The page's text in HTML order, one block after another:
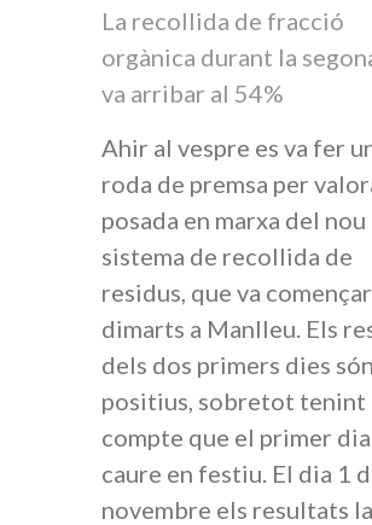
La recollida de fracció
orgànica durant la
va arribar al 54%
Ahir al vespre es va fer
roda de premsa per
posada en marxa del nou
sistema de recollida de
residus, que va començar
dimarts a Manlleu. Els
dels dos primers dies
positius, sobretot tenint
compte que el primer dia
caure en festiu. El dia 1
novembre els resultats la